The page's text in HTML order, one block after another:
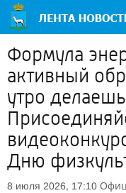
Формула
активный
утро
Дню
8 июля 2026, 17:10